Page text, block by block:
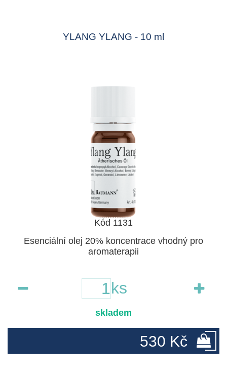
YLANG YLANG - 10 ml
Kód 1131
Esenciální olej 20% koncentrace vhodný pro
aromaterapii
ks
skladem
530 Kč